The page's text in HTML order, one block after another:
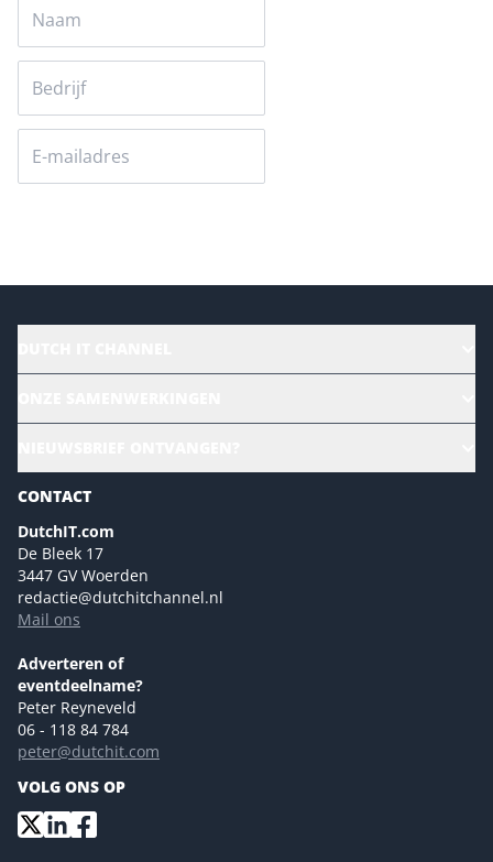
Magazines
Marketingmogelijkheden 2026
Eventmogelijkheden 2026
Advertising opportunities 2026 ENG
Event opportunities 2026 ENG
NL Digital
Versturen
CONTACT
DutchIT.com
De Bleek 17
3447 GV Woerden
redactie@dutchitchannel.nl
Mail ons
Adverteren of
eventdeelname?
Peter Reyneveld
06 - 118 84 784
peter@dutchit.com
VOLG ONS OP